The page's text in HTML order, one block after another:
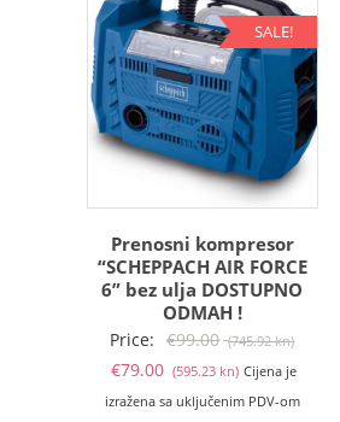
SALE!
Prenosni kompresor
“SCHEPPACH AIR FORCE
6” bez ulja DOSTUPNO
ODMAH !
Price: €99.00 (745.92 kn)Izvorna
cijena
bila
€79.00 (595.23 kn)Trenutna
cijena
Cijena je
izražena sa uključenim PDV-om